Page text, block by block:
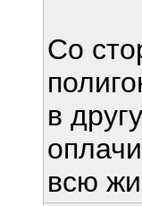
Со
в
всю